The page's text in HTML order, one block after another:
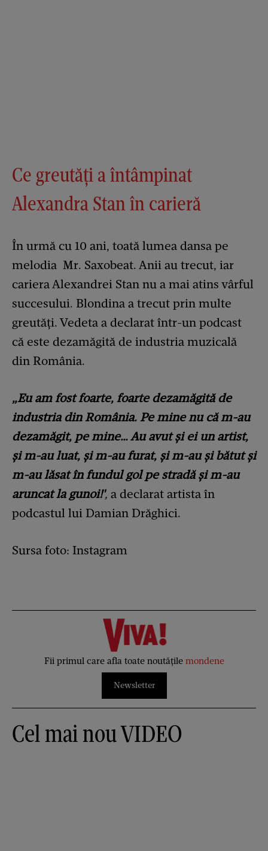
Ce greutăți a întâmpinat
Alexandra Stan în carieră
În urmă cu 10 ani, toată lumea dansa pe
melodia Mr. Saxobeat. Anii au trecut, iar
cariera Alexandrei Stan nu a mai atins vârful
succesului. Blondina a trecut prin multe
greutăți. Vedeta a declarat într-un podcast
că este dezamăgită de industria muzicală
din România.
„Eu am fost foarte, foarte dezamăgită de
industria din România. Pe mine nu că m-au
dezamăgit, pe mine… Au avut și ei un artist,
și m-au luat, și m-au furat, și m-au și bătut și
m-au lăsat în fundul gol pe stradă și m-au
aruncat la gunoi!', a declarat artista în
podcastul lui Damian Drăghici.
Sursa foto: Instagram
Fii primul care afla toate noutățile mondene
Newsletter
Cel mai nou VIDEO